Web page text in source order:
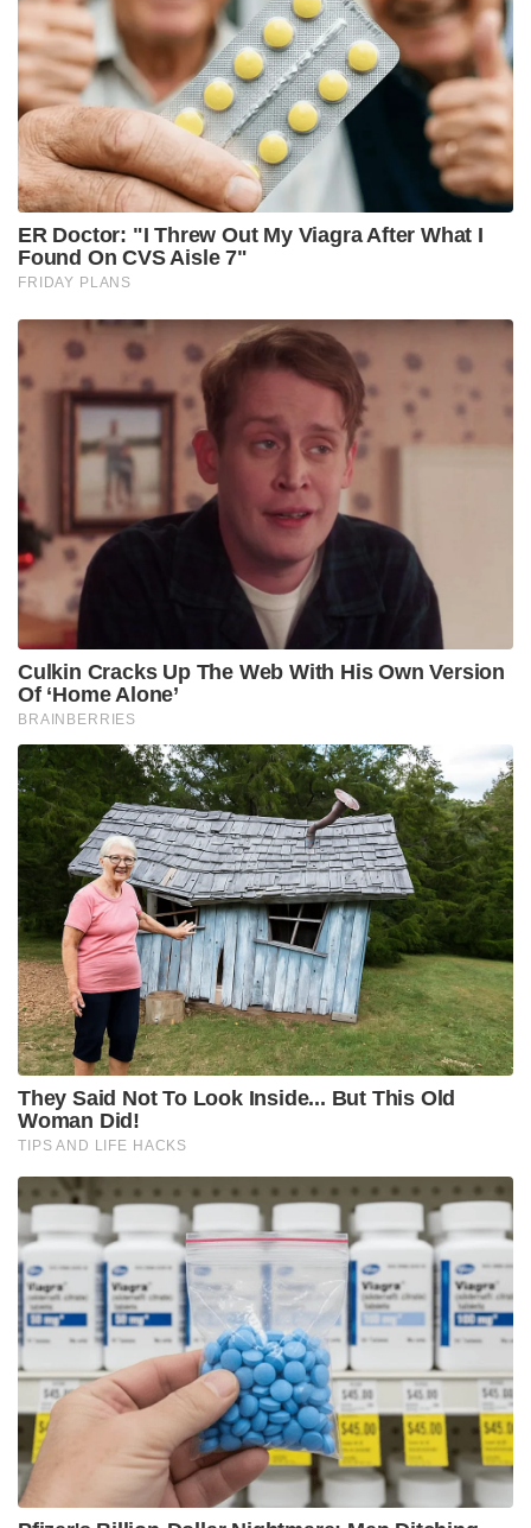
സന്നദ്ധത അറിയിച്ചിരുന്നു. മന്ത്രിമാരുടെ
സത്യപ്രതിജ്ഞ ചടങ്ങില്‍ നിന്ന് മുതിര്‍ന്ന ശിവസേന
ാനേതാവ് സഞ്ജയ് റാവത്ത് വിട്ടു നിന്നതും
തിരിച്ചടിയായി. ഈ നിലയിലെങ്കില്‍ സഖ്യസര്‍ക്കാര്‍
ഏറെ മുന്നോട്ട് പോവാനിടയില്ലെന്നാണ്
വിലയിരുത്തലുകള്‍. ഒറു വിഭാഗം ബിജെപിയുമായി
ചര്‍ച്ച തുടങ്ങിയതായംു സ്ഥിരീകരിക്കാത്ത
റിപ്പോര്‍ട്ടുകളുണ്ട്..
Tags: